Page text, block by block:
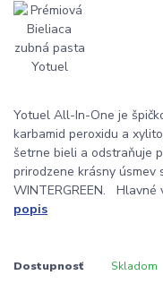
Yotuel All-In-One je
karbamid peroxidu a
šetrne bieli a odstraňuje
prirodzene krásny úsmev
WINTERGREEN. Hlavné
popis
Dostupnosť Skladom